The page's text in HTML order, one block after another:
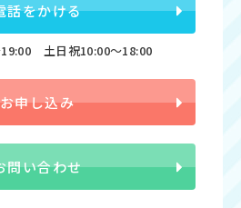
話をかける
土日祝10:00〜18:00
お申し込み
問い合わせ